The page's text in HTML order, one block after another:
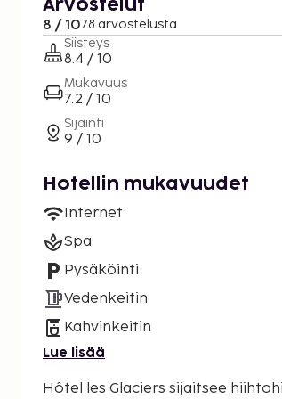
Arvostelut
8 / 1078 arvostelusta
Siisteys
8.4 / 10
Mukavuus
7.2 / 10
Sijainti
9 / 10
Hotellin mukavuudet
Internet
Spa
Pysäköinti
Vedenkeitin
Kahvinkeitin
Lue lisää
Hôtel les Glaciers sijaitsee